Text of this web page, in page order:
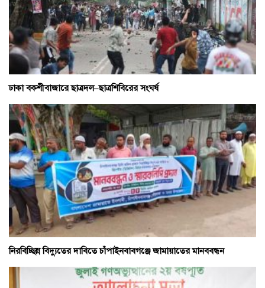
ঢাকা বকশীবাজারে ছাত্রদল–ছাত্রশিবিরের সংঘর্ষ
নিরবিচ্ছিন্ন বিদ্যুতের দাবিতে চাঁপাইনবাবগঞ্জে জামায়াতের মানববন্ধন